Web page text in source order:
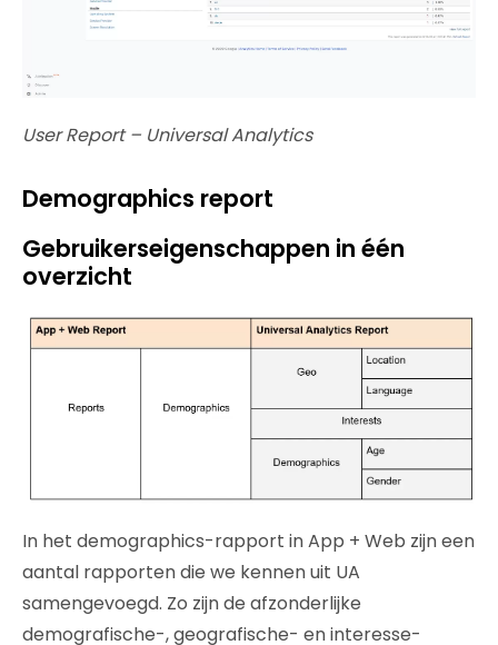
User Report – Universal Analytics
Demographics report
Gebruikerseigenschappen in één
overzicht
In het demographics-rapport in App + Web zijn een
aantal rapporten die we kennen uit UA
samengevoegd. Zo zijn de afzonderlijke
demografische-, geografische- en interesse-